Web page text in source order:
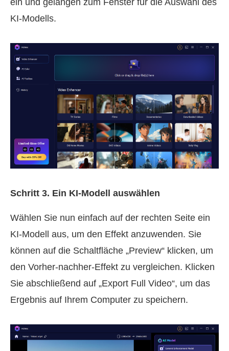
ein und gelangen zum Fenster für die Auswahl des
KI-Modells.
Schritt 3. Ein KI-Modell auswählen
Wählen Sie nun einfach auf der rechten Seite ein
KI-Modell aus, um den Effekt anzuwenden. Sie
können auf die Schaltfläche „Preview“ klicken, um
den Vorher-nachher-Effekt zu vergleichen. Klicken
Sie abschließend auf „Export Full Video“, um das
Ergebnis auf Ihrem Computer zu speichern.